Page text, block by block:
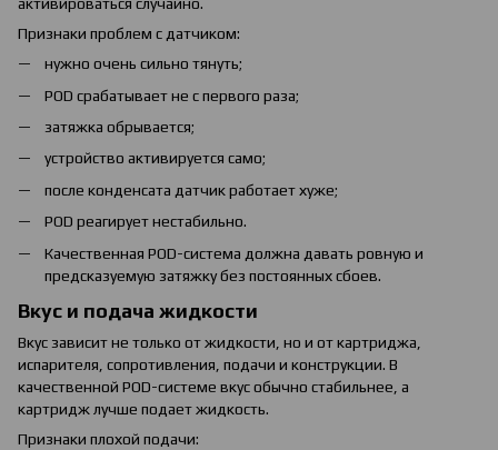
активироваться случайно.
Признаки проблем с датчиком:
нужно очень сильно тянуть;
POD срабатывает не с первого раза;
затяжка обрывается;
устройство активируется само;
после конденсата датчик работает хуже;
POD реагирует нестабильно.
Качественная POD-система должна давать ровную и
предсказуемую затяжку без постоянных сбоев.
Вкус и подача жидкости
Вкус зависит не только от жидкости, но и от картриджа,
испарителя, сопротивления, подачи и конструкции. В
качественной POD-системе вкус обычно стабильнее, а
картридж лучше подает жидкость.
Признаки плохой подачи: